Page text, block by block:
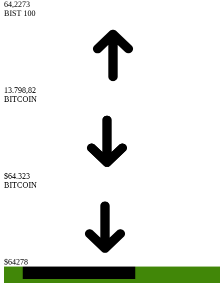
64,2273
BIST 100
13.798,82
BITCOIN
$64.323
BITCOIN
$64278